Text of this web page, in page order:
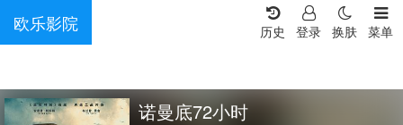
欧乐影院 菜单
换肤
登录
历史
诺曼底72小时